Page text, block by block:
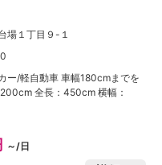
場１丁目９-１
ー/軽自動車 車幅180cmまでを
全長：450cm 横幅：
～/日